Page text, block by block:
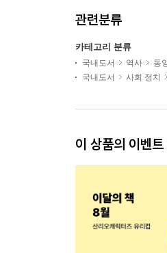
관련분류
카테고리 분류
국내도서 역사 동
국내도서
사회 정치
이 상품의 이벤트